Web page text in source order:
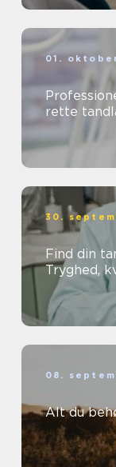
01.
rette
30.
Find din
Tryghed,
08.
Alt du